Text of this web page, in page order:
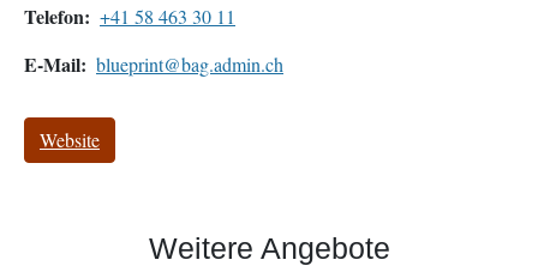
Telefon +41 58 463 30 11
E-Mail blueprint@bag.admin.ch
Website
Weitere Angebote